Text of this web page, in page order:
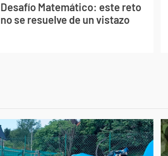
Desafío Matemático: este reto
no se resuelve de un vistazo